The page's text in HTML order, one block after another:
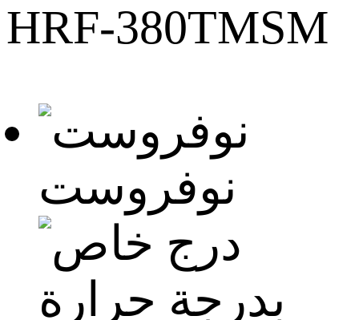
HRF-380TMSM
نوفروست